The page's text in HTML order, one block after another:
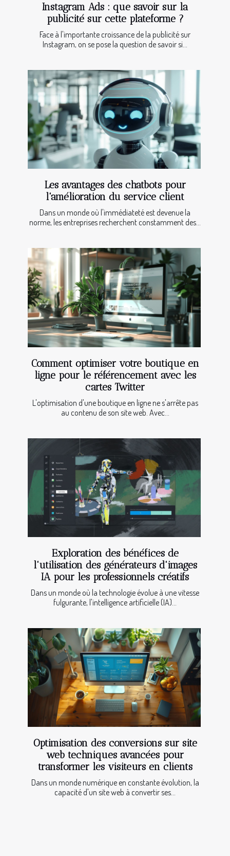
Instagram Ads : que savoir sur la
publicité sur cette plateforme ?
Face à l'importante croissance de la publicité sur
Instagram, on se pose la question de savoir si...
Les avantages des chatbots pour
l'amélioration du service client
Dans un monde où l'immédiateté est devenue la
norme, les entreprises recherchent constamment des...
Comment optimiser votre boutique en
ligne pour le référencement avec les
cartes Twitter
L'optimisation d'une boutique en ligne ne s'arrête pas
au contenu de son site web. Avec...
Exploration des bénéfices de
l'utilisation des générateurs d'images
IA pour les professionnels créatifs
Dans un monde où la technologie évolue à une vitesse
fulgurante, l'intelligence artificielle (IA)...
Optimisation des conversions sur site
web techniques avancées pour
transformer les visiteurs en clients
Dans un monde numérique en constante évolution, la
capacité d'un site web à convertir ses...